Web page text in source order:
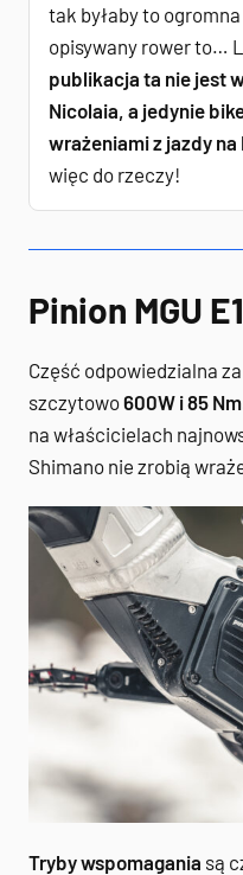
tak byłaby to
opisywany rower to…
publikacja ta nie jest
Nicolaia, a jedynie
wrażeniami z jazdy na
więc do rzeczy!
Pinion MGU
Część odpowiedzialna
szczytowo600W i 85 Nm
na właścicielach
Shimano nie zrobią
Tryby wspomagania są